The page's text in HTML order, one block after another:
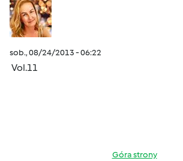
sob., 08/24/2013 - 06:22
Vol.11
Góra strony